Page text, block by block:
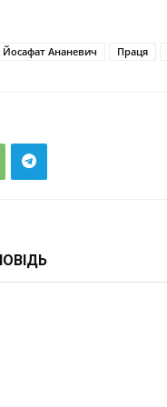
Йосафат Ананевич Праця